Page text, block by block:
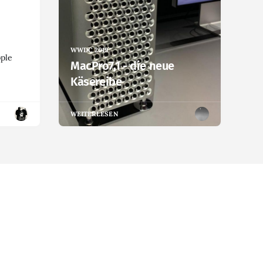
WWDC 2019
MacPro7,1 - die neue
Käsereibe
WEITERLESEN